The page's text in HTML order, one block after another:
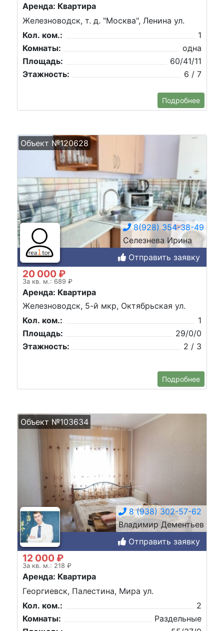
Аренда: Квартира
Железноводск, т. д. "Москва", Ленина ул.
Кол. ком.:
1
Комнаты:
одна
Площадь:
60/41/11
Этажность:
6 / 7
Подробнее
Объект №120628
8(928) 354-38-49
Селезнева Ирина
Отправить заявку
20 000 ₽
За кв. м.: 689 ₽
Аренда: Квартира
Железноводск, 5-й мкр, Октябрьская ул.
Кол. ком.:
1
Площадь:
29/0/0
Этажность:
2 / 3
Подробнее
Объект №103634
8 (938) 302-57-62
Владимир Дементьев
Отправить заявку
12 000 ₽
За кв. м.: 218 ₽
Аренда: Квартира
Георгиевск, Палестина, Мира ул.
Кол. ком.:
2
Комнаты:
Раздельные